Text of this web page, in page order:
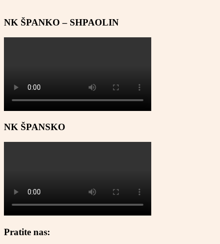
NK ŠPANKO – SHPAOLIN
NK ŠPANSKO
Pratite nas: